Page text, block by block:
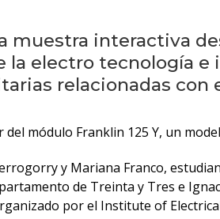
muestra interactiva
la electro tecnología
relacionadas con
módulo Franklin 125 Y, un
y Mariana Franco,
de Treinta y Tres e
por el Institute of